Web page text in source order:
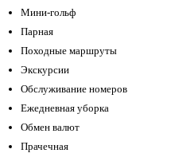
Мини-гольф
Парная
Походные маршруты
Экскурсии
Обслуживание номеров
Ежедневная уборка
Обмен валют
Прачечная